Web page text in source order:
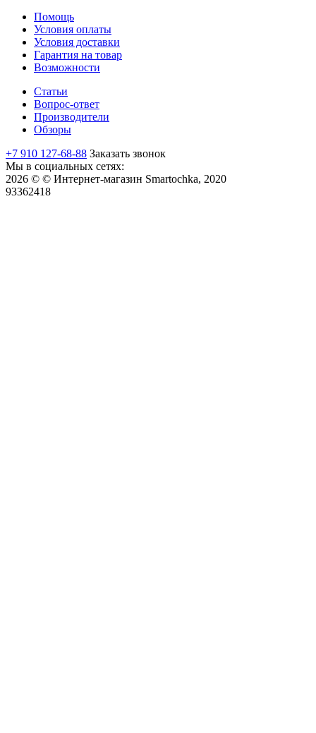
Помощь
Условия оплаты
Условия доставки
Гарантия на товар
Возможности
Статьи
Вопрос-ответ
Производители
Обзоры
+7 910 127-68-88 Заказать звонок
Мы в социальных сетях:
2026 © © Интернет-магазин Smartochka, 2020
93362418